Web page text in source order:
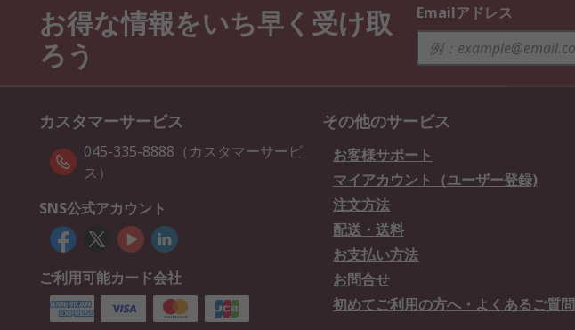
お得な情報をいち早く受け取
ろう
Emailアドレス
カスタマーサービス
045-335-8888（カスタマーサービ
ス）
SNS公式アカウント
ご利用可能カード会社
その他のサービス
お客様サポート
マイアカウント（ユーザー登録)
注文方法
配送・送料
お支払い方法
お問合せ
初めてご利用の方へ・よくあるご質問